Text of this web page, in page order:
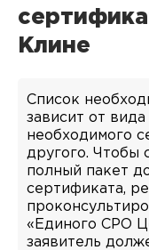
Клине
Список
зависит от вида
необходимого
другого. Чтобы
полный пакет
сертификата,
«Единого СРО
заявитель